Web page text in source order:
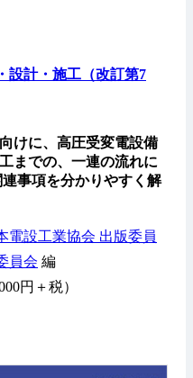
設計・施工（改訂第7
けに、高圧受変電設備
までの、一連の流れに
事項を分かりやすく解
電設工業協会 出版委員
員会 編
円＋税）